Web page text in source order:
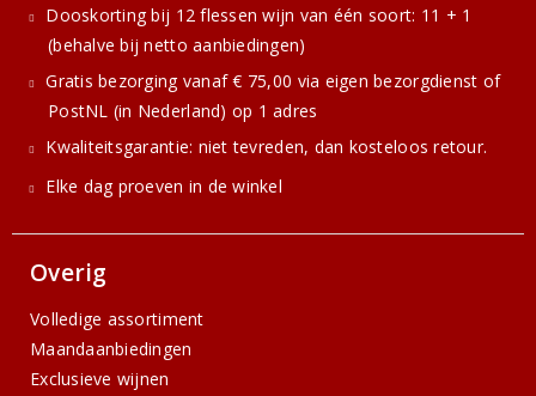
Dooskorting bij 12 flessen wijn van één soort: 11 + 1
(behalve bij netto aanbiedingen)
Gratis bezorging vanaf € 75,00 via eigen bezorgdienst of
PostNL (in Nederland) op 1 adres
Kwaliteitsgarantie: niet tevreden, dan kosteloos retour.
Elke dag proeven in de winkel
Overig
Volledige assortiment
Maandaanbiedingen
Exclusieve wijnen